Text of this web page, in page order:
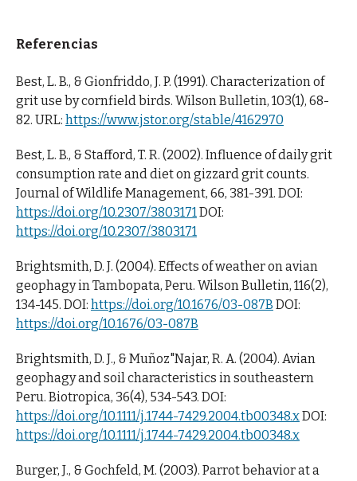
Referencias
Best, L. B., & Gionfriddo, J. P. (1991). Characterization of
grit use by cornfield birds. Wilson Bulletin, 103(1), 68-
82. URL: https://www.jstor.org/stable/4162970
Best, L. B., & Stafford, T. R. (2002). Influence of daily grit
consumption rate and diet on gizzard grit counts.
Journal of Wildlife Management, 66, 381-391. DOI:
https://doi.org/10.2307/3803171DOI:
https://doi.org/10.2307/3803171
Brightsmith, D. J. (2004). Effects of weather on avian
geophagy in Tambopata, Peru. Wilson Bulletin, 116(2),
134-145. DOI: https://doi.org/10.1676/03-087B DOI:
https://doi.org/10.1676/03-087B
Brightsmith, D. J., & Muñoz"Najar, R. A. (2004). Avian
geophagy and soil characteristics in southeastern
Peru. Biotropica, 36(4), 534-543. DOI:
https://doi.org/10.1111/j.1744-7429.2004.tb00348.xDOI:
https://doi.org/10.1111/j.1744-7429.2004.tb00348.x
Burger, J., & Gochfeld, M. (2003). Parrot behavior at a